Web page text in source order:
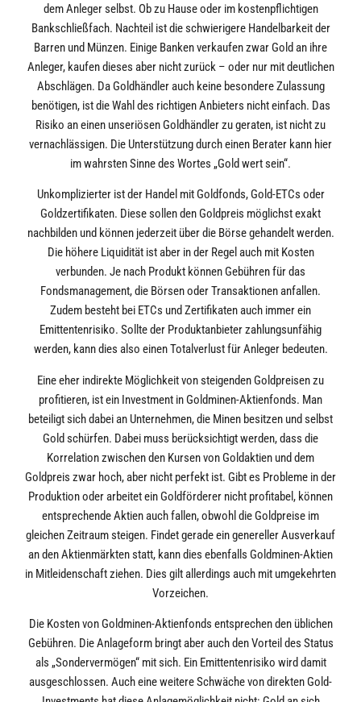
dem Anleger selbst. Ob zu Hause oder im kostenpflichtigen
Bankschließfach. Nachteil ist die schwierigere Handelbarkeit der
Barren und Münzen. Einige Banken verkaufen zwar Gold an ihre
Anleger, kaufen dieses aber nicht zurück – oder nur mit deutlichen
Abschlägen. Da Goldhändler auch keine besondere Zulassung
benötigen, ist die Wahl des richtigen Anbieters nicht einfach. Das
Risiko an einen unseriösen Goldhändler zu geraten, ist nicht zu
vernachlässigen. Die Unterstützung durch einen Berater kann hier
im wahrsten Sinne des Wortes „Gold wert sein“.
Unkomplizierter ist der Handel mit Goldfonds, Gold-ETCs oder
Goldzertifikaten. Diese sollen den Goldpreis möglichst exakt
nachbilden und können jederzeit über die Börse gehandelt werden.
Die höhere Liquidität ist aber in der Regel auch mit Kosten
verbunden. Je nach Produkt können Gebühren für das
Fondsmanagement, die Börsen oder Transaktionen anfallen.
Zudem besteht bei ETCs und Zertifikaten auch immer ein
Emittentenrisiko. Sollte der Produktanbieter zahlungsunfähig
werden, kann dies also einen Totalverlust für Anleger bedeuten.
Eine eher indirekte Möglichkeit von steigenden Goldpreisen zu
profitieren, ist ein Investment in Goldminen-Aktienfonds. Man
beteiligt sich dabei an Unternehmen, die Minen besitzen und selbst
Gold schürfen. Dabei muss berücksichtigt werden, dass die
Korrelation zwischen den Kursen von Goldaktien und dem
Goldpreis zwar hoch, aber nicht perfekt ist. Gibt es Probleme in der
Produktion oder arbeitet ein Goldförderer nicht profitabel, können
entsprechende Aktien auch fallen, obwohl die Goldpreise im
gleichen Zeitraum steigen. Findet gerade ein genereller Ausverkauf
an den Aktienmärkten statt, kann dies ebenfalls Goldminen-Aktien
in Mitleidenschaft ziehen. Dies gilt allerdings auch mit umgekehrten
Vorzeichen.
Die Kosten von Goldminen-Aktienfonds entsprechen den üblichen
Gebühren. Die Anlageform bringt aber auch den Vorteil des Status
als „Sondervermögen“ mit sich. Ein Emittentenrisiko wird damit
ausgeschlossen. Auch eine weitere Schwäche von direkten Gold-